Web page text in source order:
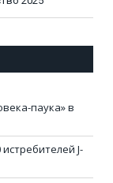
паука» в
J-